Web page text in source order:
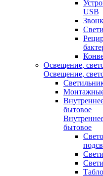
USB
Освещение,
Освещение,
Монтажные
бытовое
бытовое